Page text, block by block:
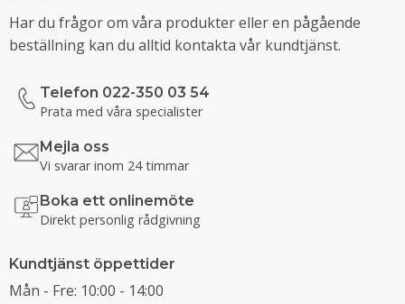
Har du frågor om våra produkter eller en pågående
beställning kan du alltid kontakta vår kundtjänst.
Telefon 022-350 03 54
Prata med våra specialister
Mejla oss
Vi svarar inom 24 timmar
Boka ett onlinemöte
Direkt personlig rådgivning
Kundtjänst öppettider
Mån - Fre: 10:00 - 14:00